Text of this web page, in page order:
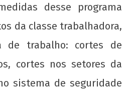
desse programa
da classe trabalhadora,
de trabalho: cortes de
cortes nos setores da
sistema de seguridade